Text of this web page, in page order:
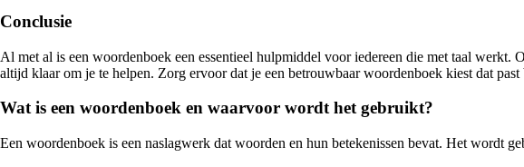
Conclusie
Al met al is een woordenboek een essentieel hulpmiddel voor iedereen die met taal
altijd klaar om je te helpen. Zorg ervoor dat je een betrouwbaar woordenboek kiest dat
Wat is een woordenboek en waarvoor wordt het gebruikt?
Een woordenboek is een naslagwerk dat woorden en hun betekenissen bevat. Het wordt